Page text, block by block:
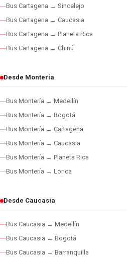
Bus Cartagena → Sincelejo
Bus Cartagena → Caucasia
Bus Cartagena → Planeta Rica
Bus Cartagena → Chinú
Desde Montería
Bus Montería → Medellín
Bus Montería → Bogotá
Bus Montería → Cartagena
Bus Montería → Caucasia
Bus Montería → Planeta Rica
Bus Montería → Lorica
Desde Caucasia
Bus Caucasia → Medellín
Bus Caucasia → Bogotá
Bus Caucasia → Barranquilla